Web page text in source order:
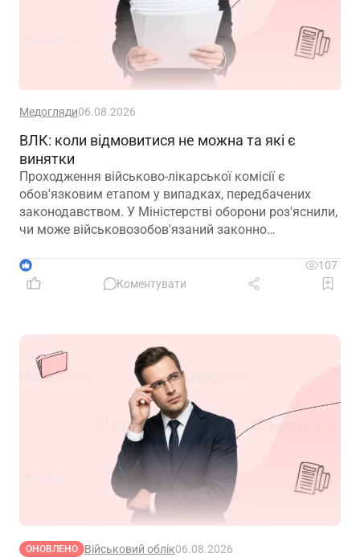
Медогляди06.08.2026
ВЛК: коли відмовитися не можна та які є
винятки
Проходження військово-лікарської комісії є
обов'язковим етапом у випадках, передбачених
законодавством. У Міністерстві оборони роз'яснили,
чи може військовозобов'язаний законно
матиме така відмова та що робити, якщо особа не
погоджується з направленням на ВЛК
1
107
Коментувати
ОНОВЛЕНО Військовий облік06.08.2026